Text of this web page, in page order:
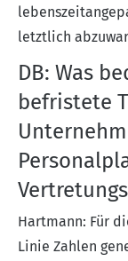
letztlich
DB: Was
befristete
Hartmann: Für
Linie Zahlen